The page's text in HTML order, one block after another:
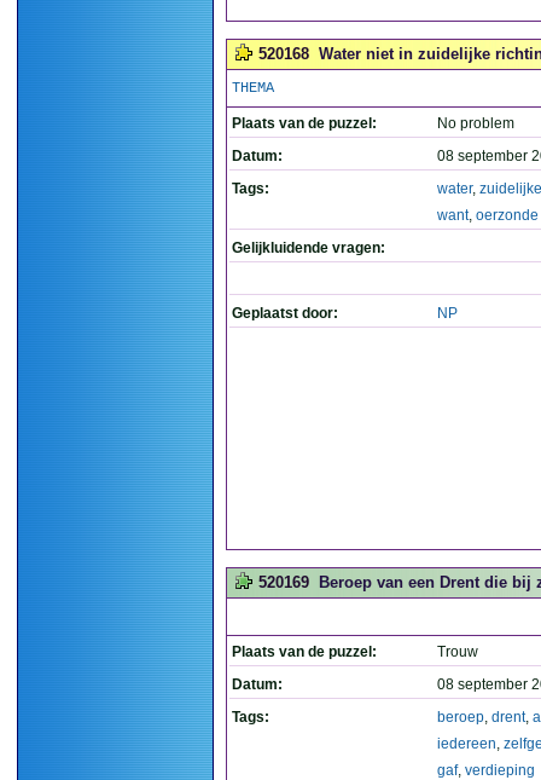
520168 Water niet in zuidelijke
THEMA
Plaats van de puzzel:
No problem
Datum:
08 september
Tags:
water, zuidelijke
want, oerzonde
Gelijkluidende vragen:
Geplaatst door: NP
520169 Beroep van een Drent die bij
Plaats van de puzzel:
Trouw
Datum:
08 september
Tags:
beroep, drent,
iedereen,
gaf, verdieping